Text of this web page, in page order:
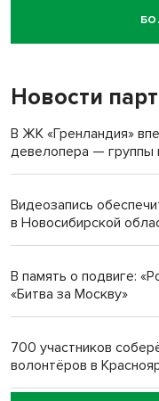
Новосибирский суд
пенсионерки на
«Мы живём на
терроризируют
Новосибирский
Новости
В ЖК «Гренландия»
девелопера —
Видеозапись
в Новосибирской
В память о подвиге:
«Битва за Москву»
700 участников
волонтёров в